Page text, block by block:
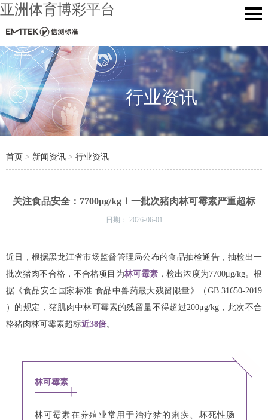
亚洲体育博彩平台
行业资讯
首页 > 新闻资讯 > 行业资讯
关注食品安全：7700μg/kg！一批次猪肉林可霉素严重超标
日期： 2026-06-01
近日，根据黑龙江省市场监督管理局公布的食品抽检通告，抽检出一
批次猪肉不合格，不合格项目为林可霉素 ，检出浓度为7700μg/kg。根
据《食品安全国家标准 食品中兽药最大残留限量》（GB 31650-2019
）的规定，猪肌肉中林可霉素的残留量不得超过200μg/kg，此次不合
格猪肉林可霉素超标近38倍。
林可霉素
林可霉素在养殖业常用于治疗猪的痢疾、坏死性肠